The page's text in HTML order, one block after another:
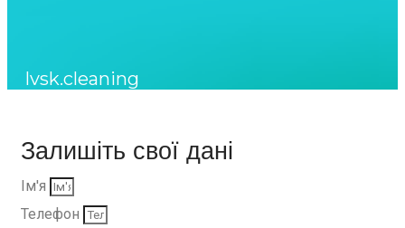
lvsk.cleaning
Залишіть свої дані
Ім'я
Телефон